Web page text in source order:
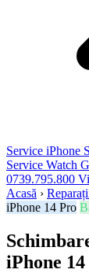
Service iPhone
Service Watch
0739.795.800
Acasă ›
iPhone 14 Pro
iPhone